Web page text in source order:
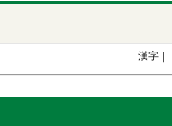
漢字